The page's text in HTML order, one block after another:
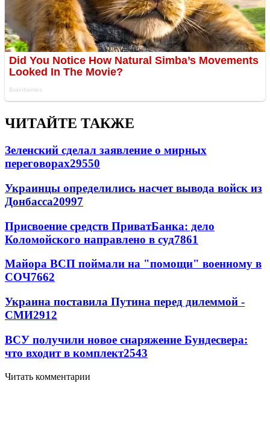
ЧИТАЙТЕ ТАКЖЕ
Зеленский сделал заявление о мирных
переговорах29550
Украинцы определились насчет вывода войск из
Донбасса20997
Присвоение средств ПриватБанка: дело
Коломойского направлено в суд7861
Майора ВСП поймали на "помощи" военному в
СОЧ7662
Украина поставила Путина перед дилеммой -
СМИ2912
ВСУ получили новое снаряжение Бундесвера:
что входит в комплект2543
Читать комментарии